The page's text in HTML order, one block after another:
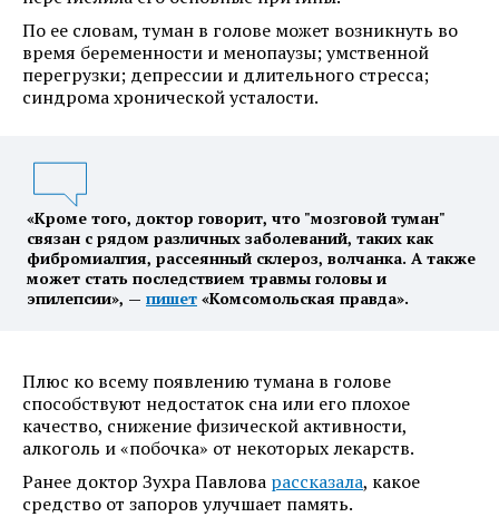
По ее словам, туман в голове может возникнуть во
время беременности и менопаузы; умственной
перегрузки; депрессии и длительного стресса;
синдрома хронической усталости.
«Кроме того, доктор говорит, что "мозговой туман"
связан с рядом различных заболеваний, таких как
фибромиалгия, рассеянный склероз, волчанка. А также
может стать последствием травмы головы и
эпилепсии», — пишет «Комсомольская правда».
Плюс ко всему появлению тумана в голове
способствуют недостаток сна или его плохое
качество, снижение физической активности,
алкоголь и «побочка» от некоторых лекарств.
Ранее доктор Зухра Павлова рассказала, какое
средство от запоров улучшает память.